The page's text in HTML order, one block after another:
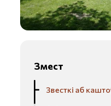
Змест
Звесткі аб